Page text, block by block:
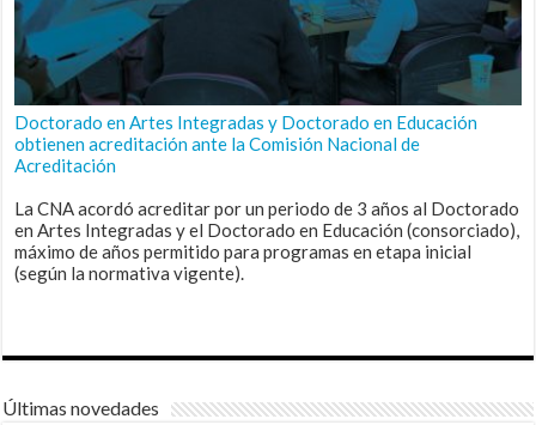
Doctorado en Artes Integradas y Doctorado en Educación
obtienen acreditación ante la Comisión Nacional de
Acreditación
La CNA acordó acreditar por un periodo de 3 años al Doctorado
en Artes Integradas y el Doctorado en Educación (consorciado),
máximo de años permitido para programas en etapa inicial
(según la normativa vigente).
Últimas novedades